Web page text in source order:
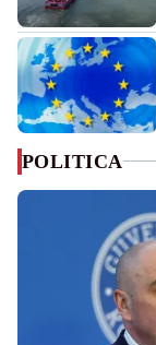
POLITICA